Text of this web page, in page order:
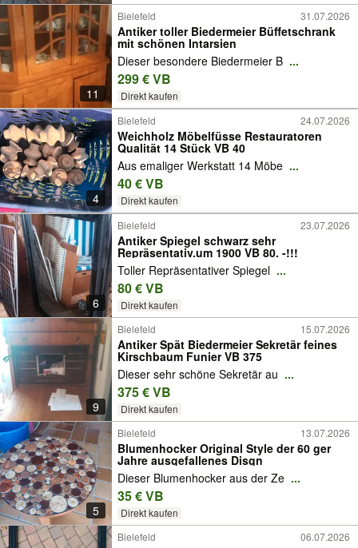
11
Bielefeld 31.07.2026
Antiker toller Biedermeier Büffetschrank
mit schönen Intarsien
Dieser besondere Biedermeier B ...
299 € VB
Direkt kaufen
4
Bielefeld 24.07.2026
Weichholz Möbelfüsse Restauratoren
Qualität 14 Stück VB 40
Aus emaliger Werkstatt 14 Möbe ...
40 € VB
Direkt kaufen
6
Bielefeld 23.07.2026
Antiker Spiegel schwarz sehr
Repräsentativ.um 1900 VB 80. -!!!
Toller Repräsentativer Spiegel ...
80 € VB
Direkt kaufen
9
Bielefeld 15.07.2026
Antiker Spät Biedermeier Sekretär feines
Kirschbaum Funier VB 375
Dieser sehr schöne Sekretär au ...
375 € VB
Direkt kaufen
5
Bielefeld 13.07.2026
Blumenhocker Original Style der 60 ger
Jahre ausgefallenes Disgn
Dieser Blumenhocker aus der Ze ...
35 € VB
Direkt kaufen
Bielefeld 06.07.2026